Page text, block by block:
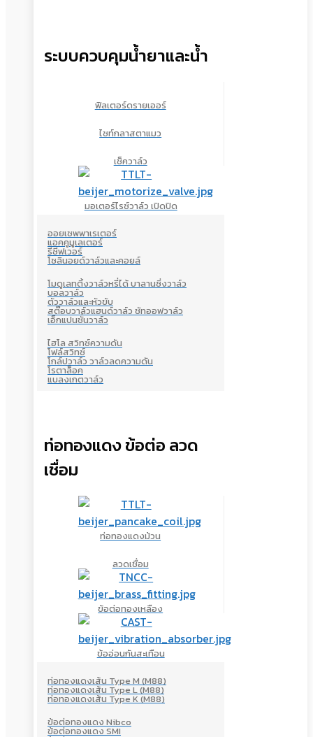
ระบบควบคุมน้ำยาและน้ำ
ฟิลเตอร์ดรายเออร์
ไซท์กลาสตาแมว
เช็ควาล์ว
มอเตอร์ไรซ์วาล์ว เปิดปิด
ออยเซพพาเรเตอร์
แอคคูมูเลเตอร์
รีซีฟเวอร์
โซลินอยด์วาล์วและคอยล์
โมดูเลทติ้งวาล์วหรี่ได้ บาลานซิ่งวาล์ว
บอลวาล์ว
ตัววาล์วและหัวขับ
สต๊อบวาล์วแฮนด์วาล์ว ชัทออฟวาล์ว
เอ็กแปนชั่นวาล์ว
ไฮโล สวิทซ์ความดัน
โฟล์สวิทซ์
โกล์ปวาล์ว วาล์วลดความดัน
โรตาล็อค
แบลงเกตวาล์ว
ท่อทองแดง ข้อต่อ ลวด
เชื่อม
ท่อทองแดงม้วน
ลวดเชื่อม
ข้อต่อทองเหลือง
ข้ออ่อนกันสะเทือน
ท่อทองแดงเส้น Type M (M88)
ท่อทองแดงเส้น Type L (M88)
ท่อทองแดงเส้น Type K (M88)
ข้อต่อทองแดง Nibco
ข้อต่อทองแดง SMI